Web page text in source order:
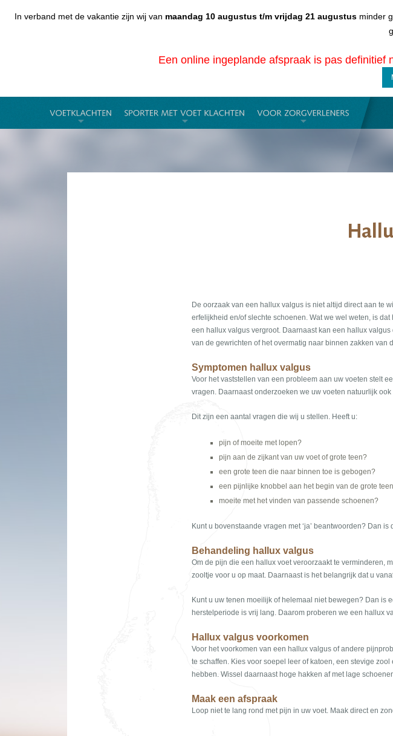
In verband met de vakantie zijn wij van maandag 10 augustus t/m vrijdag 21 augustus minder
Een online ingeplande afspraak is pas
De oorzaak van een hallux valgus is niet altijd direct aan te
erfelijkheid en/of slechte schoenen. Wat we wel weten, is
een hallux valgus vergroot. Daarnaast kan een hallux
van de gewrichten of het overmatig naar binnen zakken van
Symptomen hallux valgus
Voor het vaststellen van een probleem aan uw voeten stelt
vragen. Daarnaast onderzoeken we uw voeten natuurlijk ook
Dit zijn een aantal vragen die wij u stellen. Heeft u:
pijn of moeite met lopen?
pijn aan de zijkant van uw voet of grote teen?
een grote teen die naar binnen toe is gebogen?
een pijnlijke knobbel aan het begin van de grote
moeite met het vinden van passende schoenen?
Kunt u bovenstaande vragen met ‘ja’ beantwoorden? Dan
Behandeling hallux valgus
Om de pijn die een hallux voet veroorzaakt te verminderen,
zooltje voor u op maat. Daarnaast is het belangrijk dat u
Kunt u uw tenen moeilijk of helemaal niet bewegen? Dan is
herstelperiode is vrij lang. Daarom proberen we een hallux
Hallux valgus voorkomen
Voor het voorkomen van een hallux valgus of andere
te schaffen. Kies voor soepel leer of katoen, een stevige
hebben. Wissel daarnaast hoge hakken af met lage
Maak een afspraak
Loop niet te lang rond met pijn in uw voet. Maak direct en